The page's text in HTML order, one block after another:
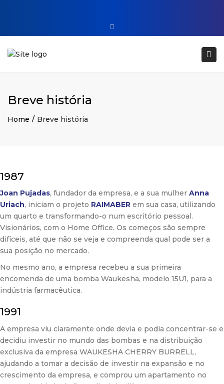
Close top bar
Breve história
Home Breve história
1987
Joan Pujadas, fundador da empresa, e a sua mulher Anna
Uriach, iniciam o projeto RAIMABER em sua casa, utilizando
um quarto e transformando-o num escritório pessoal.
Visionários, com o Home Office. Os começos são sempre
difíceis, até que não se veja e compreenda qual pode ser a
sua posição no mercado.
No mesmo ano, a empresa recebeu a sua primeira
encomenda de uma bomba Waukesha, modelo 15U1, para a
indústria farmacêutica.
1991
A empresa viu claramente onde devia e podia concentrar-se e
decidiu investir no mundo das bombas e na distribuição
exclusiva da empresa WAUKESHA CHERRY BURRELL,
ajudando a tomar a decisão de investir na expansão e no
crescimento da empresa, e comprou um apartamento no